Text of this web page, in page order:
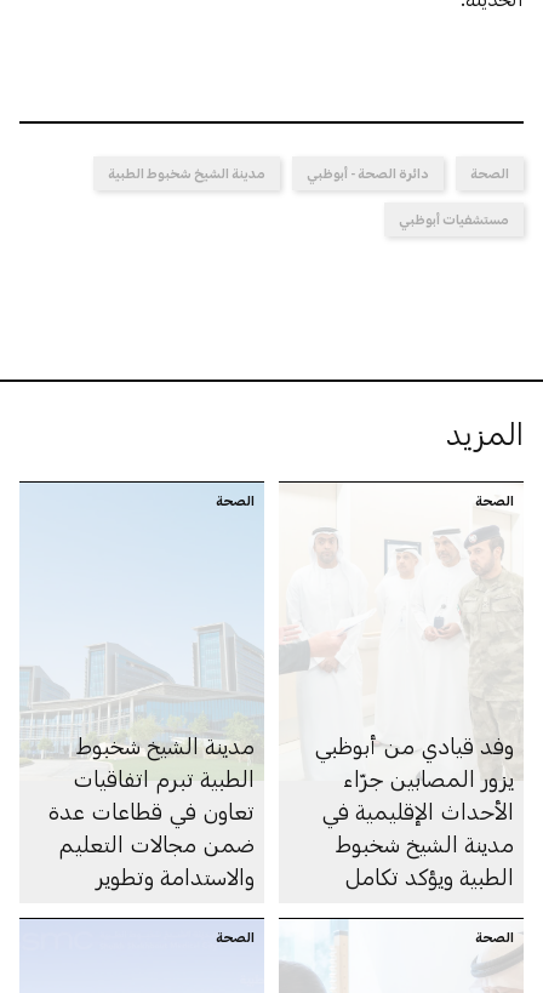
الصحة دائرة الصحة - أبوظبي مدينة الشيخ شخبوط الطبية
مستشفيات أبوظبي
المزيد
الصحة
وفد قيادي من أبوظبي
يزور المصابين جرّاء
الأحداث الإقليمية في
مدينة الشيخ شخبوط
الطبية ويؤكد تكامل
الإمارة
الصحة
مدينة الشيخ شخبوط
الطبية تبرم اتفاقيات
تعاون في قطاعات عدة
ضمن مجالات التعليم
والاستدامة وتطوير
الصحة الصحة